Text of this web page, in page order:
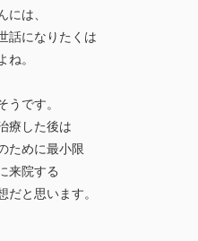
には、
話になりたくは
ね。
うです。
療した後は
ために最小限
来院する
だと思います。